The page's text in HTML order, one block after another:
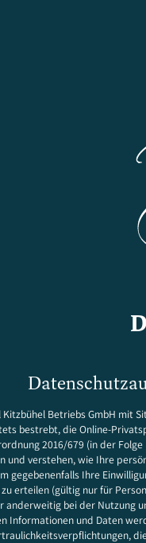
Betriebs GmbH mit
bestrebt, die Online-
2016/679 (in der Folge
und verstehen, wie Ihre
gegebenenfalls Ihre
erteilen (gültig nur für
anderweitig bei der Nutzung
Informationen und Daten